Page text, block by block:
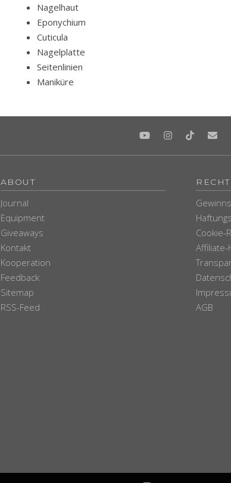
Nagelhaut
Eponychium
Cuticula
Nagelplatte
Seitenlinien
Maniküre
ABOUT
Journal
Equipment
Giveaways
Kontakt
Kooperation
Feedback
Sitemap
RSS-Feed
Cookie-
Affiliate-
AGB